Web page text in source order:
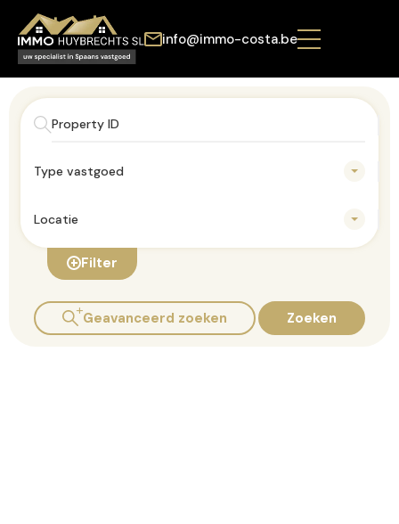
info@immo-costa.be
Type vastgoed
Locatie
Filter
Geavanceerd zoeken Zoeken